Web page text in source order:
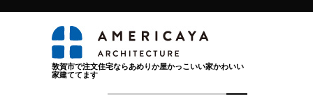
敦賀市で注文住宅ならあめりか屋かっこいい家かわいい
家建ててます